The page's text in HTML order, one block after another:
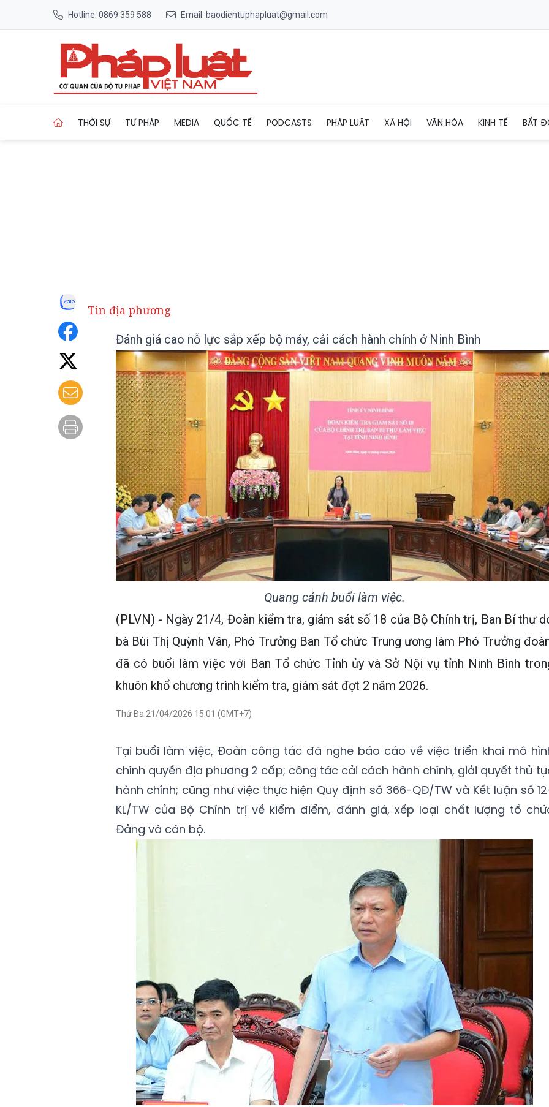
Hotline: 0869 359 588 Email: baodientuphapluat@gmail.com
THỜI SỰ TƯ PHÁP MEDIA QUỐC TẾ PODCASTS PHÁP LUẬT XÃ HỘI VĂN HÓA KINH TẾ BẤT
Tin địa phương
Đánh giá cao nỗ lực sắp xếp bộ máy, cải cách hành chính ở Ninh Bình
Quang cảnh buổi làm việc.
(PLVN) - Ngày 21/4, Đoàn kiểm tra, giám sát số 18 của Bộ Chính trị, Ban Bí thư
bà Bùi Thị Quỳnh Vân, Phó Trưởng Ban Tổ chức Trung ương làm Phó Trưởng
đã có buổi làm việc với Ban Tổ chức Tỉnh ủy và Sở Nội vụ tỉnh Ninh Bình
khuôn khổ chương trình kiểm tra, giám sát đợt 2 năm 2026.
Thứ Ba 21/04/2026 15:01 (GMT+7)
Tại buổi làm việc, Đoàn công tác đã nghe báo cáo về việc triển khai mô
chính quyền địa phương 2 cấp; công tác cải cách hành chính, giải quyết thủ
hành chính; cũng như việc thực hiện Quy định số 366-QĐ/TW và Kết luận số
KL/TW của Bộ Chính trị về kiểm điểm, đánh giá, xếp loại chất lượng tổ
Đảng và cán bộ.